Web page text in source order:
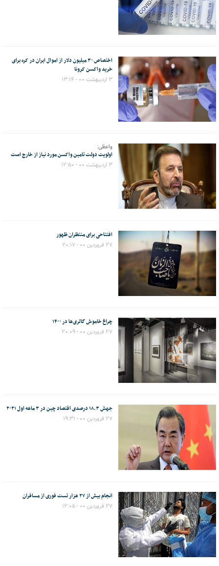
اختصاص ۳۰ میلیون دلار از اموال ایران در کره برای
خرید واکسن کرونا
۳ اردیبهشت ۰۰ - ۱۳:۱۴
واعظی:
اولویت دولت تامین واکسن مورد نیاز از خارج است
۳ اردیبهشت ۰۰ - ۱۲:۵۰
افتتاحی برای منتظران ظهور
۲۷ فروردین ۰۰ - ۲۰:۱۷
چراغ خاموش گالری‌ها در ۱۴۰۰
۲۷ فروردین ۰۰ - ۲۰:۰۹
جهش ۱۸.۳ درصدی اقتصاد چین در ۳ ماهه اول ۲۰۲۱
۲۷ فروردین ۰۰ - ۱۹:۳۱
انجام بیش از ۲۷ هزار تست فوری از مسافران
۲۷ فروردین ۰۰ - ۱۲:۰۵